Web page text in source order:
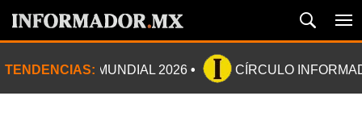
TENDENCIAS: MUNDIAL 2026 CÍRCULO